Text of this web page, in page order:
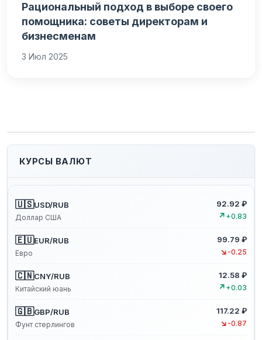
Рациональный подход в выборе своего
помощника: советы директорам и
бизнесменам
3 Июл 2025
КУРСЫ ВАЛЮТ
🇺🇸USD/RUB
Доллар США
92.92 ₽
↗ +0.83
🇪🇺EUR/RUB
Евро
99.79 ₽
↘ -0.25
🇨🇳CNY/RUB
Китайский юань
12.58 ₽
↗ +0.03
🇬🇧GBP/RUB
Фунт стерлингов
117.22 ₽
↘ -0.87